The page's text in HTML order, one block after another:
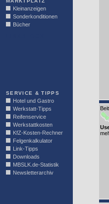
Kleinanzeigen
Sonderkonditionen
Bücher
SERVICE & TIPPS
Hotel und Gastro
Werkstatt-Tipps
Reifenservice
Werkstattkosten
KfZ-Kosten-Rechner
Felgenkalkulator
Link-Tipps
Downloads
MBSLK.de-Statistik
Newsletterarchiv